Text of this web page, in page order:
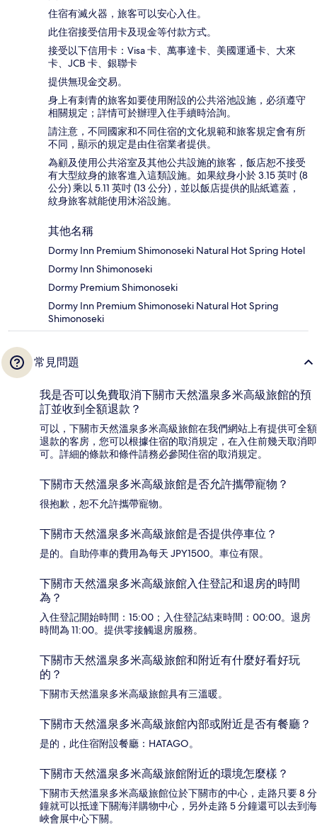
住宿有滅火器，旅客可以安心入住。
此住宿接受信用卡及現金等付款方式。
接受以下信用卡：Visa 卡、萬事達卡、美國運通卡、大來
卡、JCB 卡、銀聯卡
提供無現金交易。
身上有刺青的旅客如要使用附設的公共浴池設施，必須遵守
相關規定；詳情可於辦理入住手續時洽詢。
請注意，不同國家和不同住宿的文化規範和旅客規定會有所
不同，顯示的規定是由住宿業者提供。
為顧及使用公共浴室及其他公共設施的旅客，飯店恕不接受
有大型紋身的旅客進入這類設施。如果紋身小於 3.15 英吋 (8
公分) 乘以 5.11 英吋 (13 公分)，並以飯店提供的貼紙遮蓋，
紋身旅客就能使用沐浴設施。
其他名稱
Dormy Inn Premium Shimonoseki Natural Hot Spring Hotel
Dormy Inn Shimonoseki
Dormy Premium Shimonoseki
Dormy Inn Premium Shimonoseki Natural Hot Spring
Shimonoseki
常見問題
我是否可以免費取消下關市天然溫泉多米高級旅館的預
訂並收到全額退款？
可以，下關市天然溫泉多米高級旅館在我們網站上有提供可全額
退款的客房，您可以根據住宿的取消規定，在入住前幾天取消即
可。詳細的條款和條件請務必參閱住宿的取消規定。
下關市天然溫泉多米高級旅館是否允許攜帶寵物？
很抱歉，恕不允許攜帶寵物。
下關市天然溫泉多米高級旅館是否提供停車位？
是的。自助停車的費用為每天 JPY1500。車位有限。
下關市天然溫泉多米高級旅館入住登記和退房的時間
為？
入住登記開始時間：15:00；入住登記結束時間：00:00。退房
時間為 11:00。提供零接觸退房服務。
下關市天然溫泉多米高級旅館和附近有什麼好看好玩
的？
下關市天然溫泉多米高級旅館具有三溫暖。
下關市天然溫泉多米高級旅館內部或附近是否有餐廳？
是的，此住宿附設餐廳：HATAGO。
下關市天然溫泉多米高級旅館附近的環境怎麼樣？
下關市天然溫泉多米高級旅館位於下關市的中心，走路只要 8 分
鐘就可以抵達下關海洋購物中心，另外走路 5 分鐘還可以去到海
峽會展中心下關。